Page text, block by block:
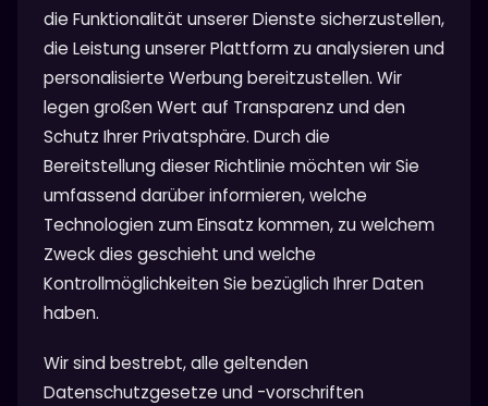
die Funktionalität unserer Dienste sicherzustellen,
die Leistung unserer Plattform zu analysieren und
personalisierte Werbung bereitzustellen. Wir
legen großen Wert auf Transparenz und den
Schutz Ihrer Privatsphäre. Durch die
Bereitstellung dieser Richtlinie möchten wir Sie
umfassend darüber informieren, welche
Technologien zum Einsatz kommen, zu welchem
Zweck dies geschieht und welche
Kontrollmöglichkeiten Sie bezüglich Ihrer Daten
haben.
Wir sind bestrebt, alle geltenden
Datenschutzgesetze und -vorschriften